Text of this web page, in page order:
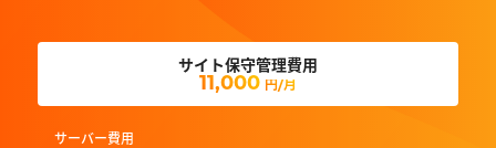
サイト保守管理費用
11,000 円/月
サーバー費用